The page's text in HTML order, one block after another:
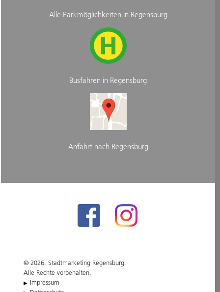
Alle Parkmöglichkeiten in Regensburg
Busfahren in Regensburg
Anfahrt nach Regensburg
© 2026. Stadtmarketing Regensburg.
Alle Rechte vorbehalten.
Impressum